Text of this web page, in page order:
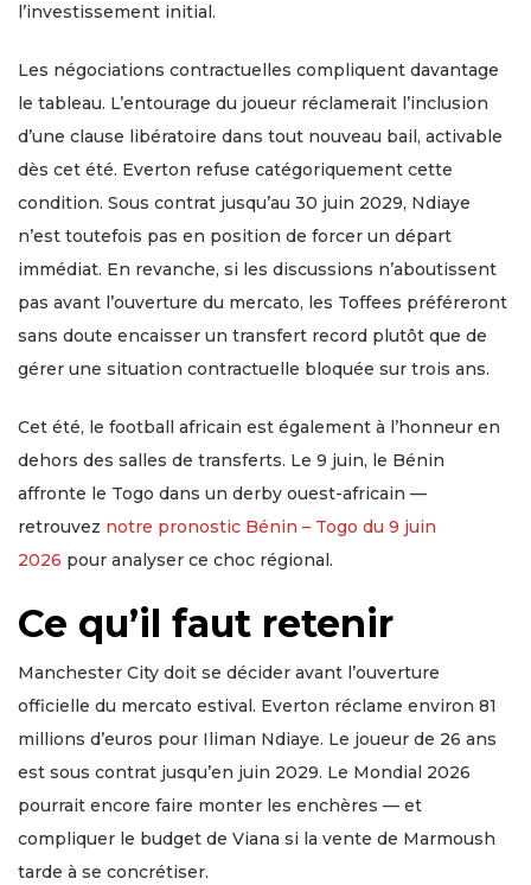
l’investissement initial.
Les négociations contractuelles compliquent davantage
le tableau. L’entourage du joueur réclamerait l’inclusion
d’une clause libératoire dans tout nouveau bail, activable
dès cet été. Everton refuse catégoriquement cette
condition. Sous contrat jusqu’au 30 juin 2029, Ndiaye
n’est toutefois pas en position de forcer un départ
immédiat. En revanche, si les discussions n’aboutissent
pas avant l’ouverture du mercato, les Toffees préféreront
sans doute encaisser un transfert record plutôt que de
gérer une situation contractuelle bloquée sur trois ans.
Cet été, le football africain est également à l’honneur en
dehors des salles de transferts. Le 9 juin, le Bénin
affronte le Togo dans un derby ouest-africain —
retrouvez notre pronostic Bénin – Togo du 9 juin
2026 pour analyser ce choc régional.
Ce qu’il faut retenir
Manchester City doit se décider avant l’ouverture
officielle du mercato estival. Everton réclame environ 81
millions d’euros pour Iliman Ndiaye. Le joueur de 26 ans
est sous contrat jusqu’en juin 2029. Le Mondial 2026
pourrait encore faire monter les enchères — et
compliquer le budget de Viana si la vente de Marmoush
tarde à se concrétiser.